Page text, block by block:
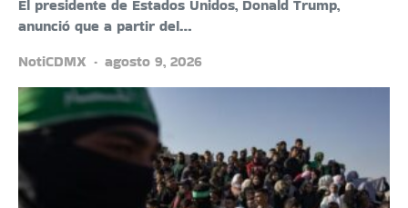
El presidente de Estados Unidos, Donald Trump,
anunció que a partir del…
NotiCDMX
agosto 9, 2026